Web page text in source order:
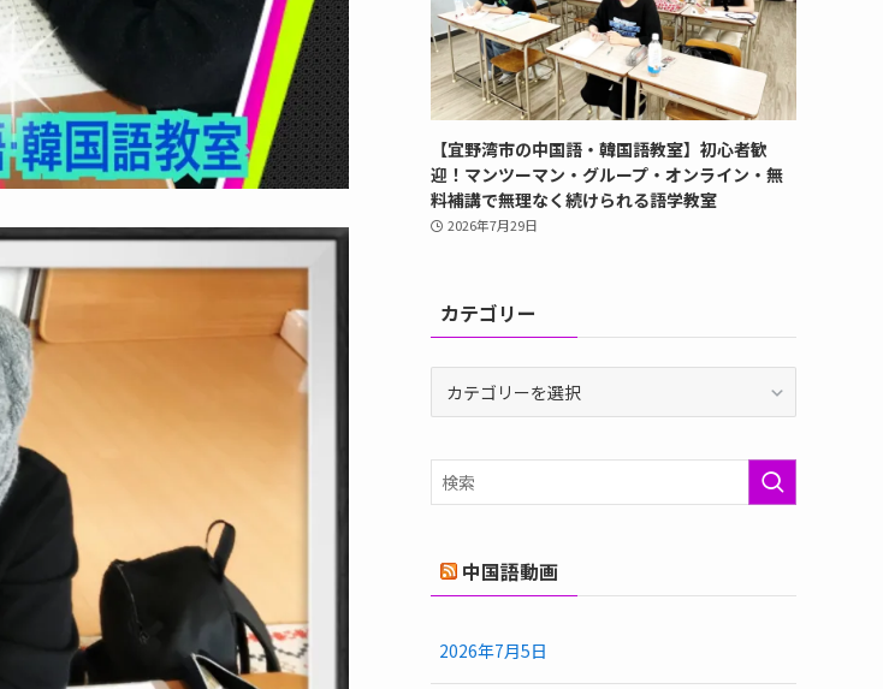
【宜野湾市の中国語・韓国語教室】初心者歓
迎！マンツーマン・グループ・オンライン・無
料補講で無理なく続けられる語学教室
2026年7月29日
カテゴリー
リ
ー
中国語動画
2026年7月5日